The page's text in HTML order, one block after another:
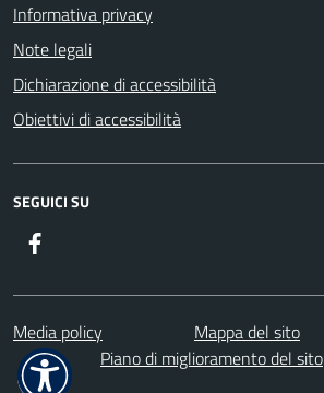
Informativa privacy
Note legali
Dichiarazione di accessibilità
Obiettivi di accessibilità
SEGUICI SU
Media policy
Mappa del sito
Piano di miglioramento del sito